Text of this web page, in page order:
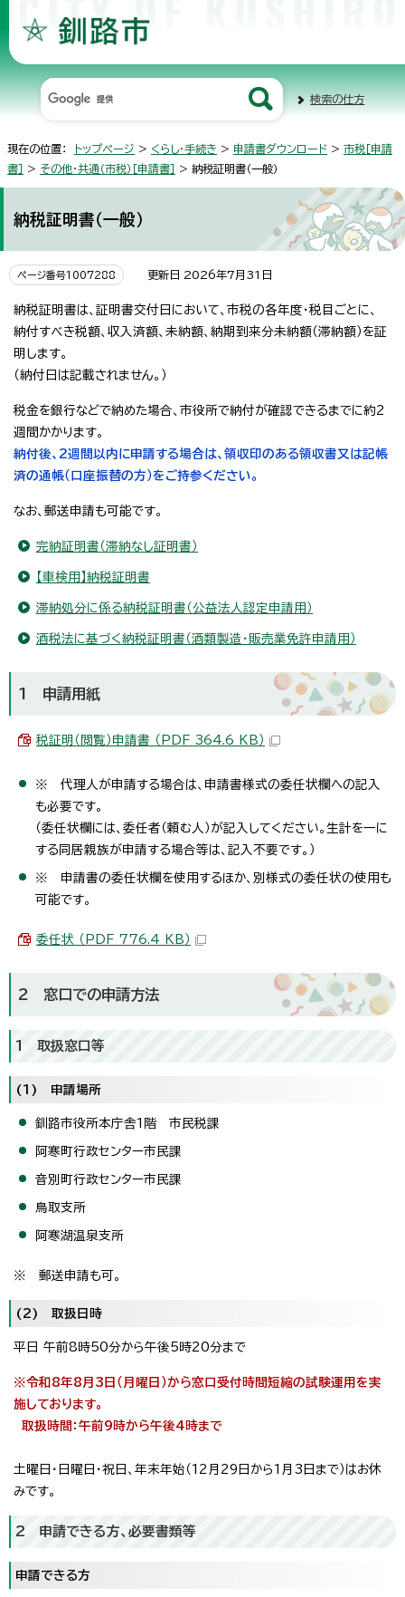
検索の仕方
現在の位置： トップページ > くらし・手続き > 申請書ダウンロード > 市税［申請
書］
> その他・共通（市税）［申請書］ > 納税証明書（一般）
納税証明書（一般）
ページ番号1007288 更新日 2026年7月31日
納税証明書は、証明書交付日において、市税の各年度・税目ごとに、
納付すべき税額、収入済額、未納額、納期到来分未納額（滞納額）を証
明します。
（納付日は記載されません。）
税金を銀行などで納めた場合、市役所で納付が確認できるまでに約2
週間かかります。
納付後、2週間以内に申請する場合は、領収印のある領収書又は記帳
済の通帳（口座振替の方）をご持参ください。
なお、郵送申請も可能です。
完納証明書（滞納なし証明書）
【車検用】納税証明書
滞納処分に係る納税証明書（公益法人認定申請用）
酒税法に基づく納税証明書（酒類製造・販売業免許申請用）
1 申請用紙
税証明（閲覧）申請書 （PDF 364.6 KB）
※ 代理人が申請する場合は、申請書様式の委任状欄への記入
も必要です。
（委任状欄には、委任者（頼む人）が記入してください。生計を一に
する同居親族が申請する場合等は、記入不要です。）
※ 申請書の委任状欄を使用するほか、別様式の委任状の使用も
可能です。
委任状 （PDF 776.4 KB）
2 窓口での申請方法
1 取扱窓口等
(1) 申請場所
釧路市役所本庁舎1階 市民税課
阿寒町行政センター市民課
音別町行政センター市民課
鳥取支所
阿寒湖温泉支所
※ 郵送申請も可。
(2) 取扱日時
平日 午前8時50分から午後5時20分まで
※令和8年8月3日（月曜日）から窓口受付時間短縮の試験運用を実
施しております。
取扱時間：午前9時から午後4時まで
土曜日・日曜日・祝日、年末年始（12月29日から1月3日まで）はお休
みです。
2 申請できる方、必要書類等
申請できる方